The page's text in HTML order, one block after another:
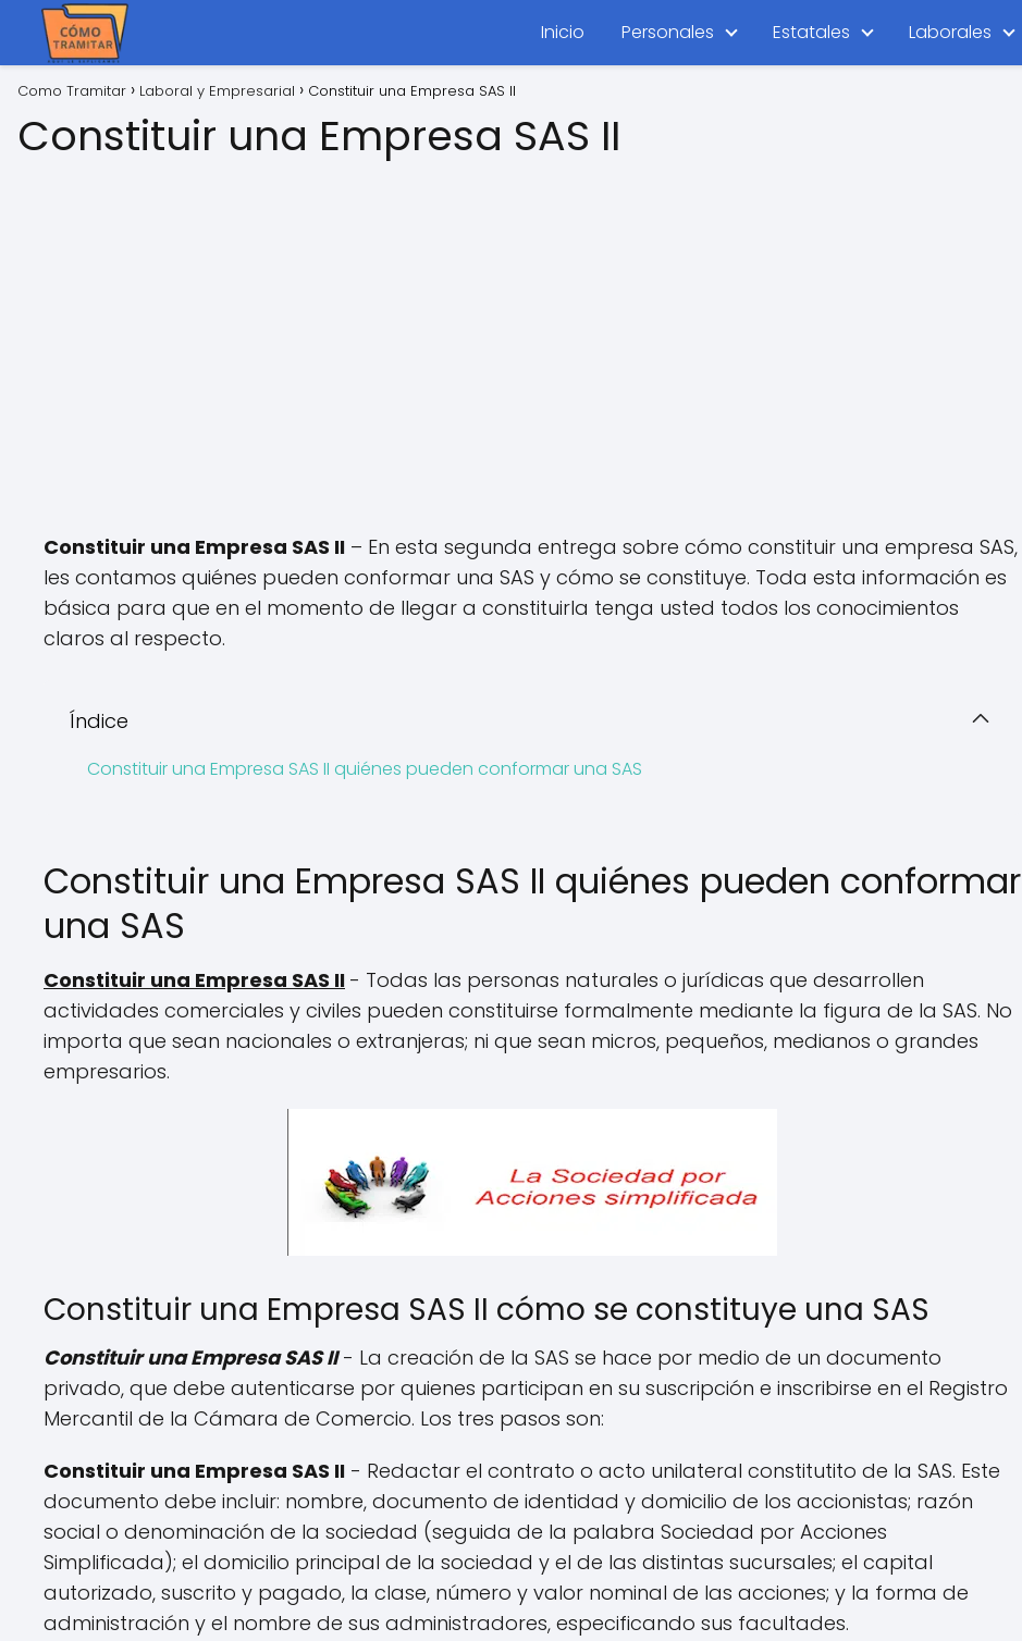
Inicio Personales Estatales Laborales
Como Tramitar Laboral y Empresarial Constituir una Empresa SAS II
Constituir una Empresa SAS II
Constituir una Empresa SAS II – En esta segunda entrega sobre cómo constituir una empresa SAS,
les contamos quiénes pueden conformar una SAS y cómo se constituye. Toda esta información es
básica para que en el momento de llegar a constituirla tenga usted todos los conocimientos
claros al respecto.
Índice
Constituir una Empresa SAS II quiénes pueden conformar una SAS
Constituir una Empresa SAS II quiénes pueden conformar
una SAS
Constituir una Empresa SAS II - Todas las personas naturales o jurídicas que desarrollen
actividades comerciales y civiles pueden constituirse formalmente mediante la figura de la SAS. No
importa que sean nacionales o extranjeras; ni que sean micros, pequeños, medianos o grandes
empresarios.
Constituir una Empresa SAS II cómo se constituye una SAS
Constituir una Empresa SAS II- La creación de la SAS se hace por medio de un documento
privado, que debe autenticarse por quienes participan en su suscripción e inscribirse en el Registro
Mercantil de la Cámara de Comercio. Los tres pasos son:
Constituir una Empresa SAS II - Redactar el contrato o acto unilateral constitutito de la SAS. Este
documento debe incluir: nombre, documento de identidad y domicilio de los accionistas; razón
social o denominación de la sociedad (seguida de la palabra Sociedad por Acciones
Simplificada); el domicilio principal de la sociedad y el de las distintas sucursales; el capital
autorizado, suscrito y pagado, la clase, número y valor nominal de las acciones; y la forma de
administración y el nombre de sus administradores, especificando sus facultades.